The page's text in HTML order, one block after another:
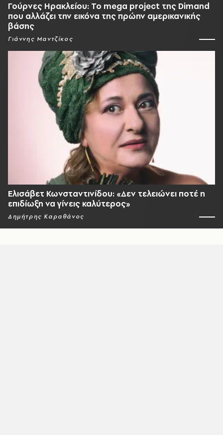
Γούρνες Ηρακλείου: To mega project της Dimand
που αλλάζει την εικόνα της πρώην αμερικανικής
βάσης
Γιάννης Μαντζίκος
Ελισάβετ Κωνσταντινίδου: «Δεν τελειώνει ποτέ η
επιδίωξη να γίνεις καλύτερος»
Δημήτρης Καραθάνος